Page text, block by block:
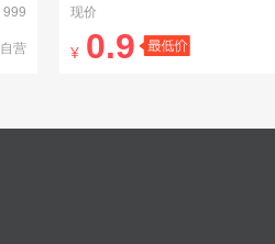
999
自营
现价
¥ 0.9